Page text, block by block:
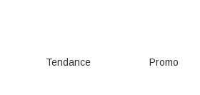
Tendance Promo